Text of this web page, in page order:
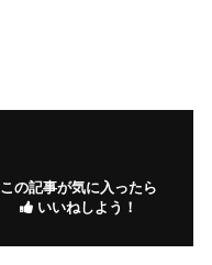
この記事が気に入ったら
いいねしよう！